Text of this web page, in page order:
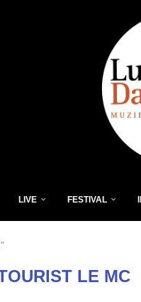
LIVE FESTIVAL
LE MC